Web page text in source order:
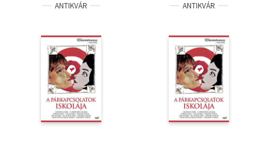
ANTIKVÁR ANTIKVÁR